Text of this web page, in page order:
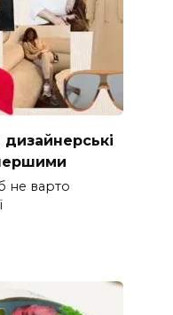
не варто